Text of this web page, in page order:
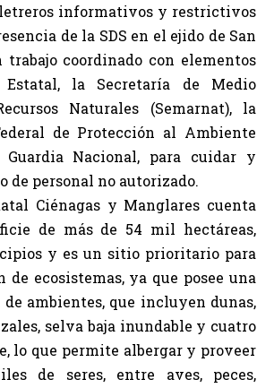
informativos y restrictivos
de la SDS en el ejido de San
trabajo coordinado con elementos
la Secretaría de Medio
Naturales (Semarnat), la
de Protección al Ambiente
Nacional, para cuidar y
de personal no autorizado.
Ciénagas y Manglares cuenta
de más de 54 mil hectáreas,
y es un sitio prioritario para
de ecosistemas, ya que posee una
ambientes, que incluyen dunas,
selva baja inundable y cuatro
lo que permite albergar y proveer
de seres, entre aves, peces,